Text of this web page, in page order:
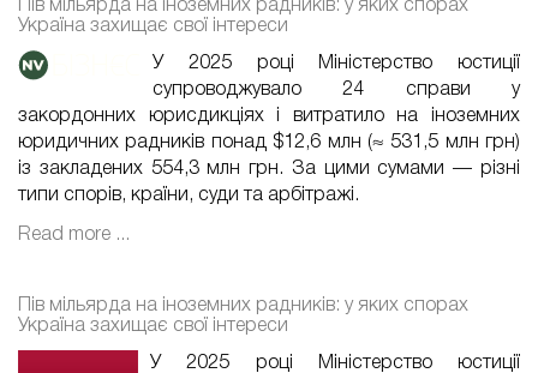
Пів мільярда на іноземних радників: у яких спорах
Україна захищає свої інтереси
У 2025 році Міністерство юстиції
супроводжувало 24 справи у
закордонних юрисдикціях і витратило на іноземних
юридичних радників понад $12,6 млн (≈ 531,5 млн грн)
із закладених 554,3 млн грн. За цими сумами — різні
типи спорів, країни, суди та арбітражі.
Read more ...
Пів мільярда на іноземних радників: у яких спорах
Україна захищає свої інтереси
У 2025 році Міністерство юстиції